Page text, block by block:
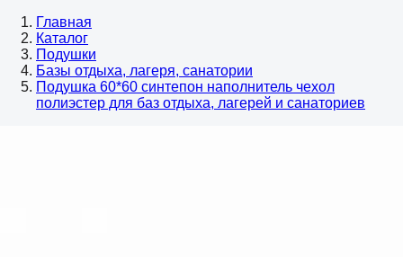
Главная
Каталог
Подушки
Базы отдыха, лагеря, санатории
Подушка 60*60 синтепон наполнитель чехол
полиэстер для баз отдыха, лагерей и санаториев